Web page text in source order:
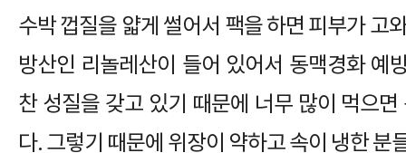
수박 껍질을 얇게 썰어서 팩을 하면 피부가 고
방산인 리놀레산이 들어 있어서 동맥경화 예
찬 성질을 갖고 있기 때문에 너무 많이 먹으
다. 그렇기 때문에 위장이 약하고 속이 냉한 분